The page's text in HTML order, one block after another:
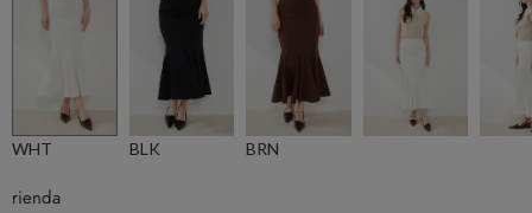
WHT BLK BRN
rienda